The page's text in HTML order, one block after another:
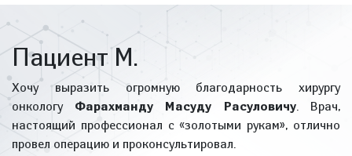
Пациент М.
Хочу выразить огромную благодарность хирургу
онкологу Фарахманду Масуду Расуловичу. Врач,
настоящий профессионал с «золотыми рукам», отлично
провел операцию и проконсультировал.